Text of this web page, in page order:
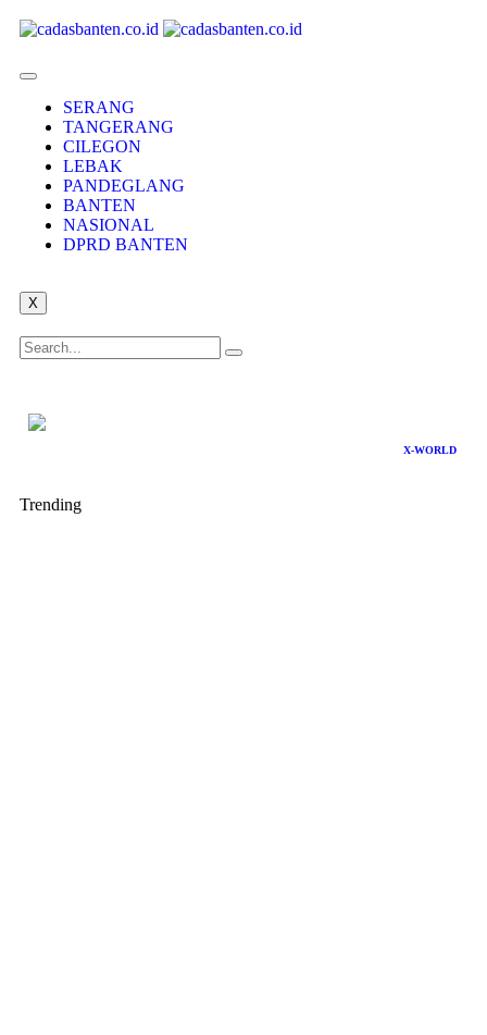
SERANG
TANGERANG
CILEGON
LEBAK
PANDEGLANG
BANTEN
NASIONAL
DPRD BANTEN
X
X-WORLD
Trending